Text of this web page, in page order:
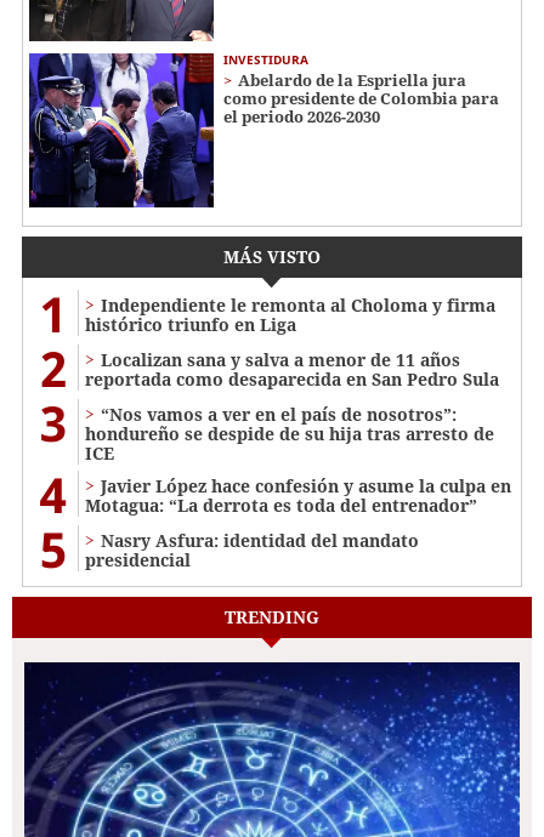
INVESTIDURA
Abelardo de la Espriella jura
como presidente de Colombia para
el periodo 2026-2030
MÁS VISTO
1
Independiente le remonta al Choloma y firma
histórico triunfo en Liga
2
Localizan sana y salva a menor de 11 años
reportada como desaparecida en San Pedro Sula
3
“Nos vamos a ver en el país de nosotros”:
hondureño se despide de su hija tras arresto de
ICE
4
Javier López hace confesión y asume la culpa en
Motagua: “La derrota es toda del entrenador”
5
Nasry Asfura: identidad del mandato
presidencial
TRENDING